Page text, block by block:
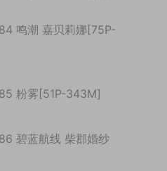
鸣潮 嘉贝莉娜[75P-
粉雾[51P-343M]
碧蓝航线 柴郡婚纱